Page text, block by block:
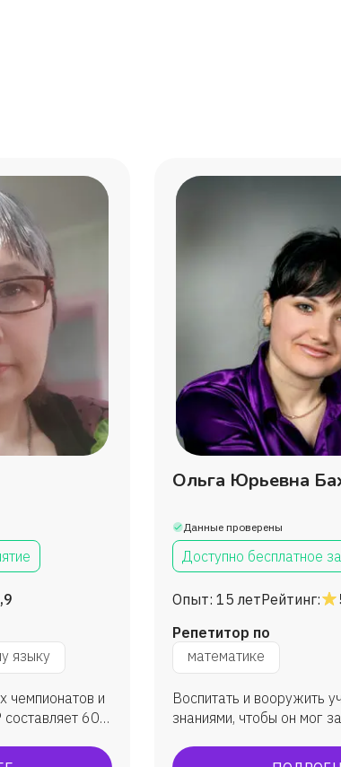
Алина
Александра
Надежда
языку
чемпионатов и
60-
Ольга Юрьевна
Данные проверены
Доступно бесплатное
Опыт: 15 летРейтинг:
Репетитор по
математике
Воспитать и вооружить
знаниями, чтобы он мог
максимальную пользу.